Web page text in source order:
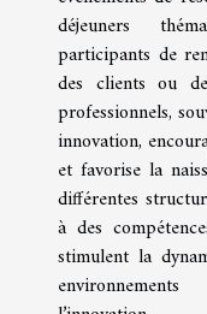
déjeuners
participants de
des clients ou
professionnels,
innovation,
et favorise la
différentes
à des
stimulent la